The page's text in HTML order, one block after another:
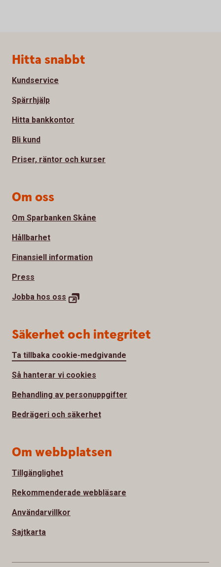
Sidfot
Hitta snabbt
Kundservice
Spärrhjälp
Hitta bankkontor
Bli kund
Priser, räntor och kurser
Om oss
Om Sparbanken Skåne
Hållbarhet
Finansiell information
Press
Jobba hos oss
Säkerhet och integritet
Ta tillbaka cookie-medgivande
Så hanterar vi cookies
Behandling av personuppgifter
Bedrägeri och säkerhet
Om webbplatsen
Tillgänglighet
Rekommenderade webbläsare
Användarvillkor
Sajtkarta